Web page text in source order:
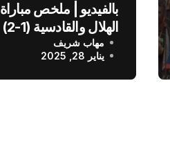
بالفيديو | ملخص مباراة
الهلال والقادسية (1-2)
الدوري السعودي
مهاب شريف
يناير 28, 2025